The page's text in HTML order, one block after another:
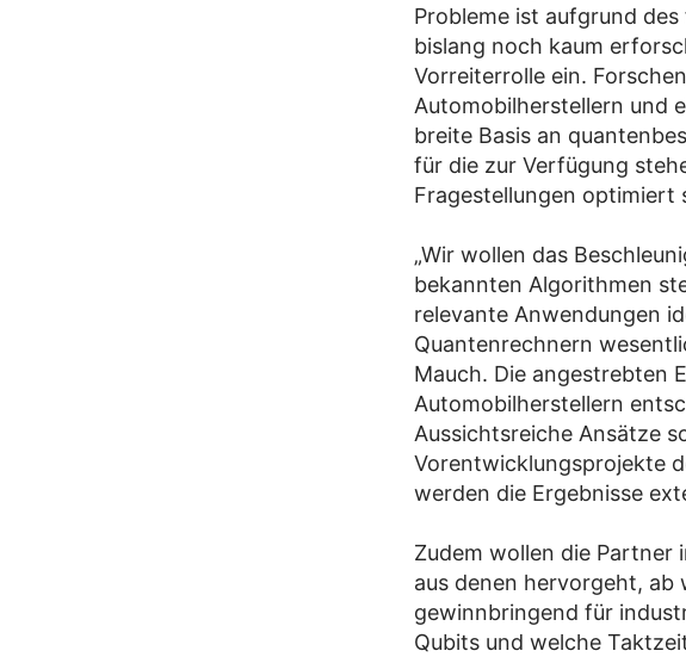
Probleme ist aufgrund
bislang noch kaum
Vorreiterrolle ein.
Automobilherstellern und
breite Basis an
für die zur Verfügung
Fragestellungen optimiert
„Wir wollen das
bekannten Algorithmen
relevante Anwendungen
Quantenrechnern
Mauch. Die angestrebten
Automobilherstellern
Aussichtsreiche Ansätze
Vorentwicklungsprojekte
werden die Ergebnisse
Zudem wollen die Partner
aus denen hervorgeht,
gewinnbringend für
Qubits und welche